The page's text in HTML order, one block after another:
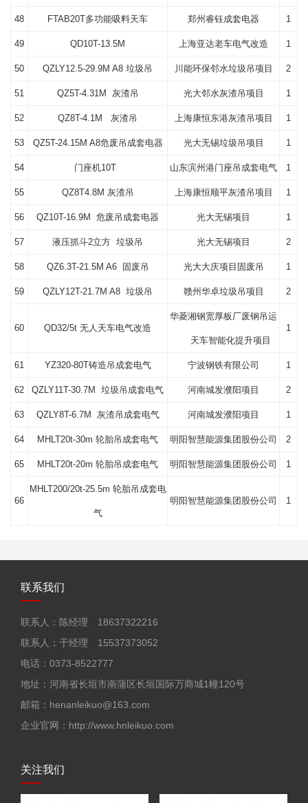
48 FTAB20T多功能吸料天车 郑州睿钰成套电器 1
49 QD10T-13.5M 上海亚达老车电气改造 1
50 QZLY12.5-29.9M A8 垃圾吊 川能环保邻水垃圾吊项目 2
51 QZ5T-4.31M 灰渣吊 光大邻水灰渣吊项目 1
52 QZ8T-4.1M 灰渣吊 上海康恒东港灰渣吊项目 1
53 QZ5T-24.15M A8危废吊成套电器 光大无锡垃圾吊项目 1
54 门座机10T 山东滨州港门座吊成套电气 1
55 QZ8T4.8M 灰渣吊 上海康恒顺平灰渣吊项目 1
56 QZ10T-16.9M 危废吊成套电器 光大无锡项目 1
57 液压抓斗2立方 垃圾吊 光大无锡项目 2
58 QZ6.3T-21.5M A6 固废吊 光大大庆项目固废吊 1
59 QZLY12T-21.7M A8 垃圾吊 赣州华卓垃圾吊项目 2
60 QD32/5t 无人天车电气改造
华菱湘钢宽厚板厂废钢吊运
天车智能化提升项目
1
61 YZ320-80T铸造吊成套电气 宁波钢铁有限公司 1
62 QZLY11T-30.7M 垃圾吊成套电气 河南城发濮阳项目 2
63 QZLY8T-6.7M 灰渣吊成套电气 河南城发濮阳项目 1
64 MHLT20t-30m 轮胎吊成套电气 明阳智慧能源集团股份公司 2
65 MHLT20t-20m 轮胎吊成套电气 明阳智慧能源集团股份公司 1
66
MHLT200/20t-25.5m 轮胎吊成套电
气
明阳智慧能源集团股份公司 1
联系我们
联系人：陈经理 18637322216
联系人：于经理 15537373052
电话：0373-8522777
地址：河南省长垣市南蒲区长垣国际万商城1幢120号
邮箱：henanleikuo@163.com
企业官网：http://www.hnleikuo.com
关注我们